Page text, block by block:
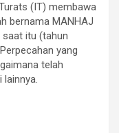
(IT) membawa
bernama MANHAJ
saat itu (tahun
yang
telah
lainnya.